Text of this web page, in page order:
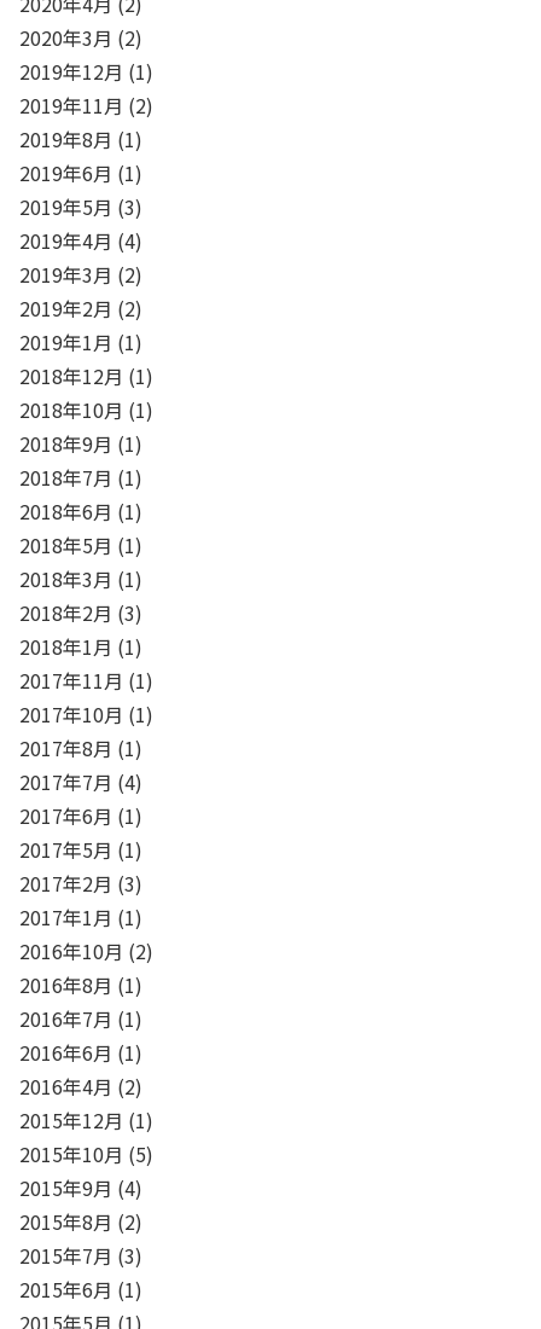
2020年3月 (2)
2019年12月 (1)
2019年11月 (2)
2019年8月 (1)
2019年6月 (1)
2019年5月 (3)
2019年4月 (4)
2019年3月 (2)
2019年2月 (2)
2019年1月 (1)
2018年12月 (1)
2018年10月 (1)
2018年9月 (1)
2018年7月 (1)
2018年6月 (1)
2018年5月 (1)
2018年3月 (1)
2018年2月 (3)
2018年1月 (1)
2017年11月 (1)
2017年10月 (1)
2017年8月 (1)
2017年7月 (4)
2017年6月 (1)
2017年5月 (1)
2017年2月 (3)
2017年1月 (1)
2016年10月 (2)
2016年8月 (1)
2016年7月 (1)
2016年6月 (1)
2016年4月 (2)
2015年12月 (1)
2015年10月 (5)
2015年9月 (4)
2015年8月 (2)
2015年7月 (3)
2015年6月 (1)
2015年5月 (1)